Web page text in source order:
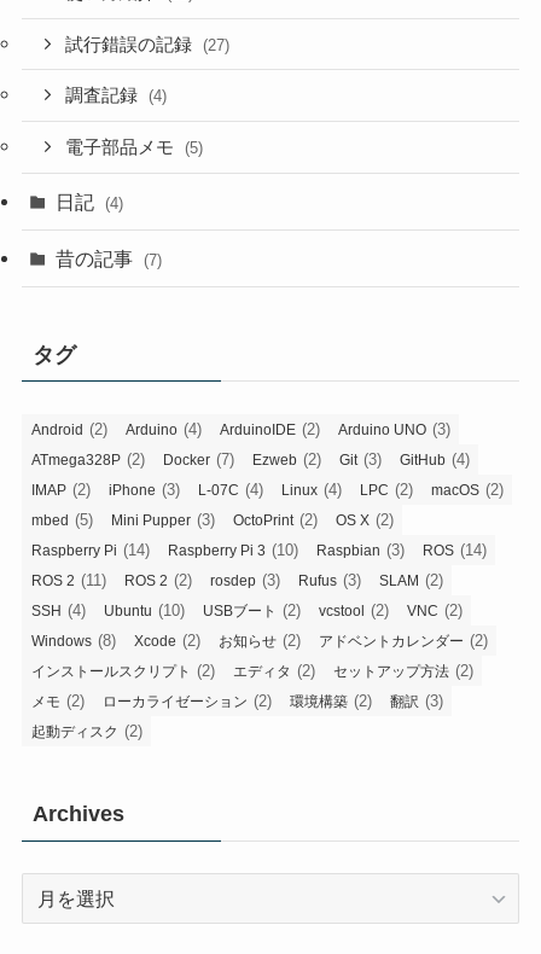
試行錯誤の記録 (27)
調査記録 (4)
電子部品メモ (5)
日記 (4)
昔の記事 (7)
タグ
Android (2) Arduino (4) ArduinoIDE (2) Arduino UNO (3)
ATmega328P (2) Docker (7) Ezweb (2) Git(3) GitHub (4)
IMAP (2) iPhone (3) L-07C (4) Linux (4) LPC (2) macOS (2)
mbed (5) Mini Pupper (3) OctoPrint(2) OS X (2)
Raspberry Pi (14) Raspberry Pi 3 (10) Raspbian (3) ROS (14)
ROS 2 (11) ROS 2 (2) rosdep (3) Rufus (3) SLAM (2)
SSH (4) Ubuntu (10) USBブート (2) vcstool (2) VNC (2)
Windows (8) Xcode (2) お知らせ (2) アドベントカレンダー (2)
インストールスクリプト (2) エディタ (2) セットアップ方法 (2)
メモ (2) ローカライゼーション (2) 環境構築 (2) 翻訳 (3)
起動ディスク (2)
Archives
Archives